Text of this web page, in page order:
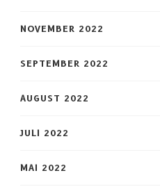
NOVEMBER 2022
SEPTEMBER 2022
AUGUST 2022
JULI 2022
MAI 2022